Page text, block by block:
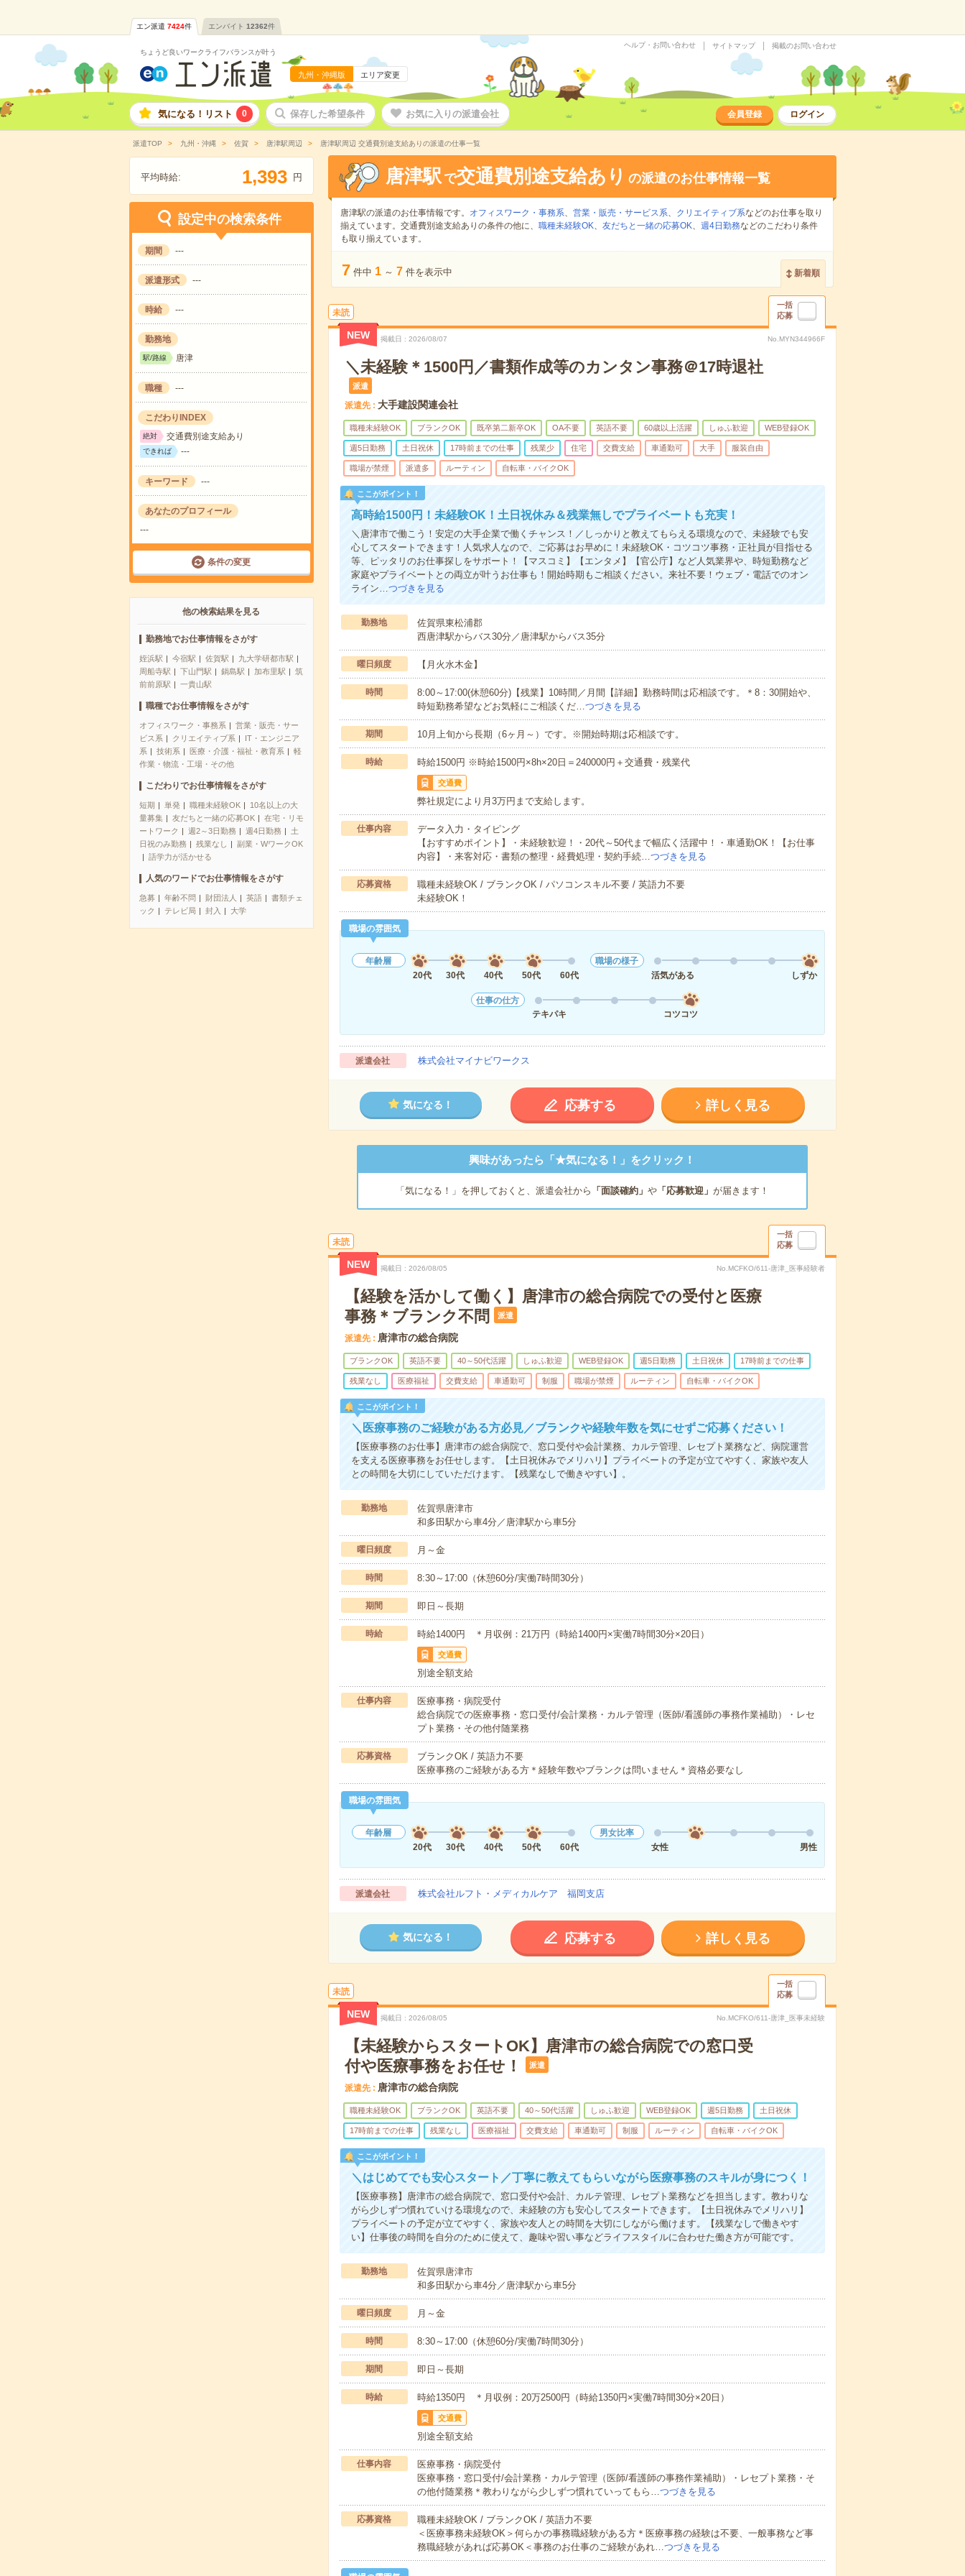
エン派遣 7424件 エンバイト 12362件
ちょうど良いワークライフバランスが叶う
九州・沖縄版 エリア変更
ヘルプ・お問い合わせ サイトマップ 掲載のお問い合わせ
気になる！リスト 0 保存した希望条件 お気に入りの派遣会社 会員登録 ログイン
派遣TOP 九州・沖縄 佐賀 唐津駅周辺 唐津駅周辺 交通費別途支給ありの派遣の仕事一覧
平均時給: 1,393 円
設定中の検索条件
期間 ---
派遣形式 ---
時給 ---
勤務地
駅/路線 唐津
職種 ---
こだわりINDEX
絶対 交通費別途支給あり
できれば ---
キーワード ---
あなたのプロフィール
---
条件の変更
他の検索結果を見る
勤務地でお仕事情報をさがす
姪浜駅 今宿駅 佐賀駅
九大学研都市駅
周船寺駅
下山門駅 鍋島駅 加布里駅
筑
前前原駅
一貴山駅
職種でお仕事情報をさがす
オフィスワーク・事務系
営業・販売・サー
ビス系
クリエイティブ系
IT・エンジニア
系
技術系 医療・介護・福祉・教育系
軽
作業・物流・工場・その他
こだわりでお仕事情報をさがす
短期 単発 職種未経験OK
10名以上の大
量募集
友だちと一緒の応募OK
在宅・リモ
ートワーク
週2～3日勤務 週4日勤務
土
日祝のみ勤務
残業なし
副業・WワークOK
語学力が活かせる
人気のワードでお仕事情報をさがす
急募 年齢不問 財団法人 英語
書類チェ
ック
テレビ局 封入 大学
唐津駅 で交通費別途支給あり の派遣のお仕事情報一覧
唐津駅の派遣のお仕事情報です。 オフィスワーク・事務系、 営業・販売・サービス系、 クリエイティブ系などのお仕事を取り
揃えています。交通費別途支給ありの条件の他に、 職種未経験OK、 友だちと一緒の応募OK、 週4日勤務などのこだわり条件
も取り揃えています。
7 件中 1 ～ 7 件を表示中 新着順
未読
一括
応募
NEW 掲載日 2026/08/07 No.MYN344966F
＼未経験＊1500円／書類作成等のカンタン事務＠17時退社
派遣
派遣先 大手建設関連会社
職種未経験OK ブランクOK 既卒第二新卒OK OA不要 英語不要 60歳以上活躍 しゅふ歓迎 WEB登録OK
週5日勤務 土日祝休 17時前までの仕事 残業少 住宅 交費支給 車通勤可 大手 服装自由
職場が禁煙 派遣多 ルーティン 自転車・バイクOK
ここがポイント！
高時給1500円！未経験OK！土日祝休み＆残業無しでプライベートも充実！
＼唐津市で働こう！安定の大手企業で働くチャンス！／しっかりと教えてもらえる環境なので、未経験でも安
心してスタートできます！人気求人なので、ご応募はお早めに！未経験OK・コツコツ事務・正社員が目指せる
等、ピッタリのお仕事探しをサポート！【マスコミ】【エンタメ】【官公庁】など人気業界や、時短勤務など
家庭やプライベートとの両立が叶うお仕事も！開始時期もご相談ください。来社不要！ウェブ・電話でのオン
ライン…つづきを見る
勤務地
佐賀県東松浦郡
西唐津駅からバス30分／唐津駅からバス35分
曜日頻度 【月火水木金】
時間
8:00～17:00(休憩60分)【残業】10時間／月間【詳細】勤務時間は応相談です。＊8：30開始や、
時短勤務希望などお気軽にご相談くだ…つづきを見る
期間 10月上旬から長期（6ヶ月～）です。※開始時期は応相談です。
時給 時給1500円 ※時給1500円×8h×20日＝240000円＋交通費・残業代
交通費
弊社規定により月3万円まで支給します。
仕事内容
データ入力・タイピング
【おすすめポイント】・未経験歓迎！・20代～50代まで幅広く活躍中！・車通勤OK！【お仕事
内容】・来客対応・書類の整理・経費処理・契約手続…つづきを見る
応募資格
職種未経験OK / ブランクOK / パソコンスキル不要 / 英語力不要
未経験OK！
職場の雰囲気
年齢層
20代
30代 40代 50代 60代
職場の様子
活気がある
しずか
仕事の仕方
テキパキ
コツコツ
派遣会社 株式会社マイナビワークス
気になる！ 応募する 詳しく見る
興味があったら「★気になる！」をクリック！
「気になる！」を押しておくと、派遣会社から 「面談確約」 や「応募歓迎」 が届きます！
未読
一括
応募
NEW 掲載日 2026/08/05 No.MCFKO/611-唐津_医事経験者
【経験を活かして働く】唐津市の総合病院での受付と医療
事務＊ブランク不問
派遣
派遣先 唐津市の総合病院
ブランクOK 英語不要 40～50代活躍 しゅふ歓迎 WEB登録OK 週5日勤務 土日祝休 17時前までの仕事
残業なし 医療福祉 交費支給 車通勤可 制服 職場が禁煙 ルーティン 自転車・バイクOK
ここがポイント！
＼医療事務のご経験がある方必見／ブランクや経験年数を気にせずご応募ください！
【医療事務のお仕事】唐津市の総合病院で、窓口受付や会計業務、カルテ管理、レセプト業務など、病院運営
を支える医療事務をお任せします。【土日祝休みでメリハリ】プライベートの予定が立てやすく、家族や友人
との時間を大切にしていただけます。【残業なしで働きやすい】。
勤務地
佐賀県唐津市
和多田駅から車4分／唐津駅から車5分
曜日頻度 月～金
時間 8:30～17:00（休憩60分/実働7時間30分）
期間 即日～長期
時給 時給1400円 ＊月収例：21万円（時給1400円×実働7時間30分×20日）
交通費
別途全額支給
仕事内容
医療事務・病院受付
総合病院での医療事務・窓口受付/会計業務・カルテ管理（医師/看護師の事務作業補助）・レセ
プト業務・その他付随業務
応募資格
ブランクOK / 英語力不要
医療事務のご経験がある方＊経験年数やブランクは問いません＊資格必要なし
職場の雰囲気
年齢層
20代
30代 40代 50代 60代
男女比率
女性
男性
派遣会社 株式会社ルフト・メディカルケア 福岡支店
気になる！ 応募する 詳しく見る
未読
一括
応募
NEW 掲載日 2026/08/05 No.MCFKO/611-唐津_医事未経験
【未経験からスタートOK】唐津市の総合病院での窓口受
付や医療事務をお任せ！
派遣
派遣先 唐津市の総合病院
職種未経験OK ブランクOK 英語不要 40～50代活躍 しゅふ歓迎 WEB登録OK 週5日勤務 土日祝休
17時前までの仕事 残業なし 医療福祉 交費支給 車通勤可 制服 ルーティン 自転車・バイクOK
ここがポイント！
＼はじめてでも安心スタート／丁寧に教えてもらいながら医療事務のスキルが身につく！
【医療事務】唐津市の総合病院で、窓口受付や会計、カルテ管理、レセプト業務などを担当します。教わりな
がら少しずつ慣れていける環境なので、未経験の方も安心してスタートできます。【土日祝休みでメリハリ】
プライベートの予定が立てやすく、家族や友人との時間を大切にしながら働けます。【残業なしで働きやす
い】仕事後の時間を自分のために使えて、趣味や習い事などライフスタイルに合わせた働き方が可能です。
勤務地
佐賀県唐津市
和多田駅から車4分／唐津駅から車5分
曜日頻度 月～金
時間 8:30～17:00（休憩60分/実働7時間30分）
期間 即日～長期
時給 時給1350円 ＊月収例：20万2500円（時給1350円×実働7時間30分×20日）
交通費
別途全額支給
仕事内容
医療事務・病院受付
医療事務・窓口受付/会計業務・カルテ管理（医師/看護師の事務作業補助）・レセプト業務・そ
の他付随業務＊教わりながら少しずつ慣れていってもら… つづきを見る
応募資格
職種未経験OK / ブランクOK / 英語力不要
＜医療事務未経験OK＞何らかの事務職経験がある方＊医療事務の経験は不要、一般事務など事
務職経験があれば応募OK＜事務のお仕事のご経験があれ… つづきを見る